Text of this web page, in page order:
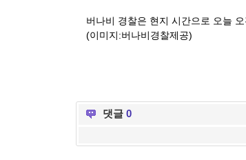
버나비 경찰은 현지 시간으로 오늘
(이미지:버나비경찰제공)
댓글 0